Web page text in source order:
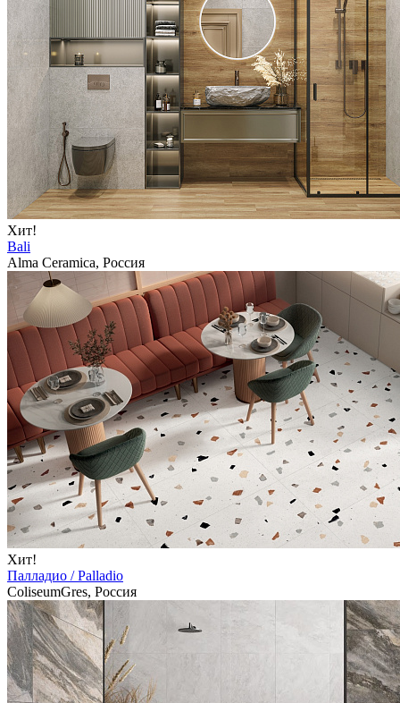
Хит!
Bali
Alma Ceramica, Россия
Хит!
Палладио / Palladio
ColiseumGres, Россия